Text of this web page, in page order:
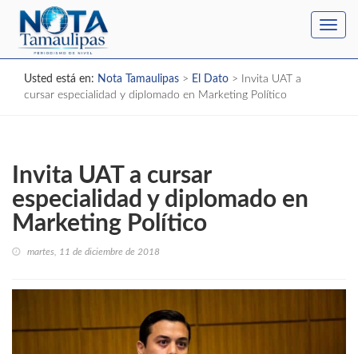
Usted está en: Nota Tamaulipas > El Dato >
Invita UAT a
cursar especialidad y diplomado en Marketing Político
Invita UAT a cursar
especialidad y diplomado en
Marketing Político
martes, 11 de diciembre de 2018